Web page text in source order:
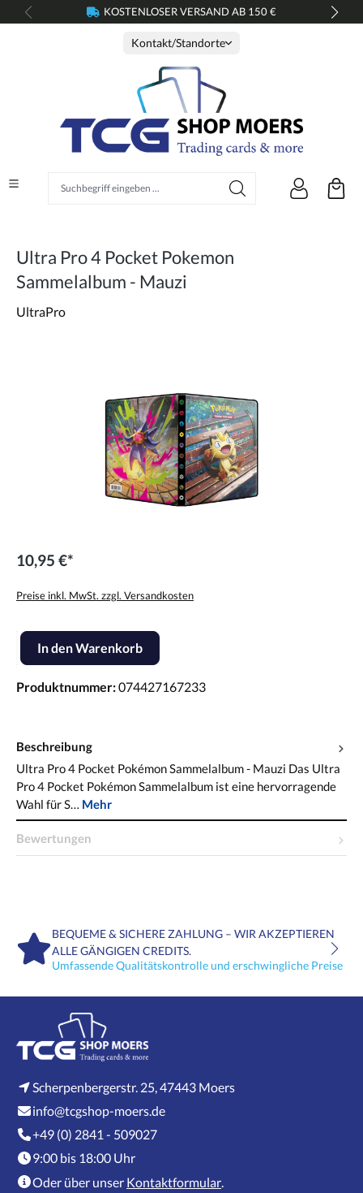
springen KOSTENLOSER VERSAND AB 150 €
Kontakt/Standorte
Ultra Pro 4 Pocket Pokemon
Sammelalbum - Mauzi
UltraPro
10,95 €*
Preise inkl. MwSt. zzgl. Versandkosten
Produkt Anzahl: Gib den gewünschten Wert ein oder benutze die
In den Warenkorb
Produktnummer:074427167233
Beschreibung
Ultra Pro 4 Pocket Pokémon Sammelalbum - Mauzi Das Ultra
Pro 4 Pocket Pokémon Sammelalbum ist eine hervorragende
Wahl für S… Mehr
Bewertungen
BEQUEME & SICHERE ZAHLUNG – WIR AKZEPTIEREN
ALLE GÄNGIGEN CREDITS.
Umfassende Qualitätskontrolle und erschwingliche Preise
Scherpenbergerstr. 25, 47443 Moers
info@tcgshop-moers.de
+49 (0) 2841 - 509027
9:00 bis 18:00 Uhr
Oder über unser Kontaktformular